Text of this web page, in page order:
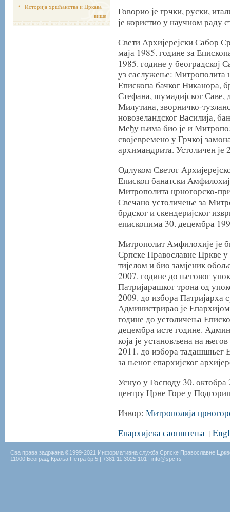
Историја хршћанства и Цркава
више
Говорио је грчки, руски,
је користио у научном раду
Свети Архијерејски Сабор
маја 1985. године за
1985. године у београдској
уз саслужење: Митрополита
Епископа бачког Никанора,
Стефана, шумадијског Саве,
Милутина, зворничко-
новозеландског Василија,
Међу њима био је и
својевремено у Грчкој
архимандрита. Устоличен
Одлуком Светог
Епископ банатски
Митрополита црногорско-
Свечано устоличење за
брдског и скендеријског
епископима 30. децембра
Митрополит Амфилохије је
Српске Православне Цркве у
тијелом и био замјеник
2007. године до његовог
Патријарашког трона од
2009. до избора Патријарха
Администрирао је
године до устоличења
децембра исте године.
која је установљена на
2011. до избора тадашшњег
за њеног епархијског
Уснуо у Господу 30.
центру Црне Горе у
Извор: Митрополија
Епархијска саопштења |
Сва права задржана ©1999-2021 Информативна служба Српске Православне
11000 Београд, Краља Петра бр.5 | +381 11 3025 101 | info@spc.rs